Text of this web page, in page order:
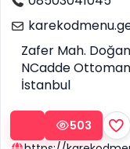
Zafer Mah. Doğan
NCadde
İstanbul
503